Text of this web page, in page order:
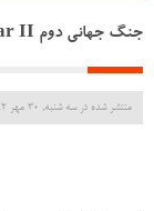
جنگ جهانی دوم World War II
منتشر شده در سه شنبه, 30 مهر 1392 12:29